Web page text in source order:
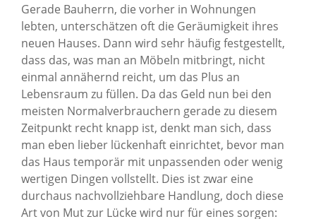
Gerade Bauherrn, die vorher in Wohnungen
lebten, unterschätzen oft die Geräumigkeit ihres
neuen Hauses. Dann wird sehr häufig festgestellt,
dass das, was man an Möbeln mitbringt, nicht
einmal annähernd reicht, um das Plus an
Lebensraum zu füllen. Da das Geld nun bei den
meisten Normalverbrauchern gerade zu diesem
Zeitpunkt recht knapp ist, denkt man sich, dass
man eben lieber lückenhaft einrichtet, bevor man
das Haus temporär mit unpassenden oder wenig
wertigen Dingen vollstellt. Dies ist zwar eine
durchaus nachvollziehbare Handlung, doch diese
Art von Mut zur Lücke wird nur für eines sorgen: